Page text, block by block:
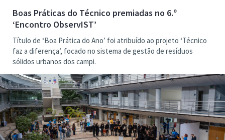
Boas Práticas do Técnico premiadas no 6.º
‘Encontro ObservIST’
Título de ‘Boa Prática do Ano’ foi atribuído ao projeto ‘Técnico
faz a diferença’, focado no sistema de gestão de resíduos
sólidos urbanos dos campi.